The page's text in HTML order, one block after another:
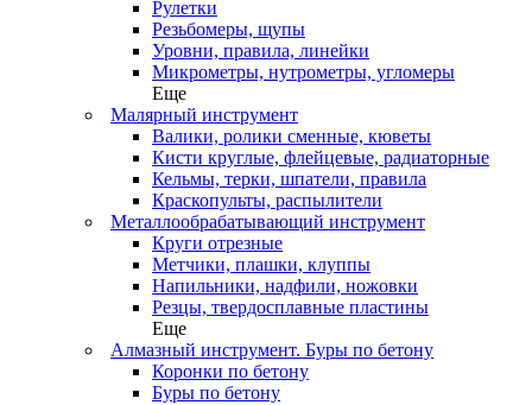
Рулетки
Резьбомеры, щупы
Уровни, правила, линейки
Микрометры, нутрометры, угломеры
Еще
Малярный инструмент
Валики, ролики сменные, кюветы
Кисти круглые, флейцевые, радиаторные
Кельмы, терки, шпатели, правила
Краскопульты, распылители
Металлообрабатывающий инструмент
Круги отрезные
Метчики, плашки, клуппы
Напильники, надфили, ножовки
Резцы, твердосплавные пластины
Еще
Алмазный инструмент. Буры по бетону
Коронки по бетону
Буры по бетону